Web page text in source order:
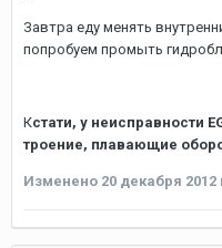
Завтра еду менять
попробуем промыть
Кстати, у неисправности
троение, плавающие
Изменено 20 декабря 2012